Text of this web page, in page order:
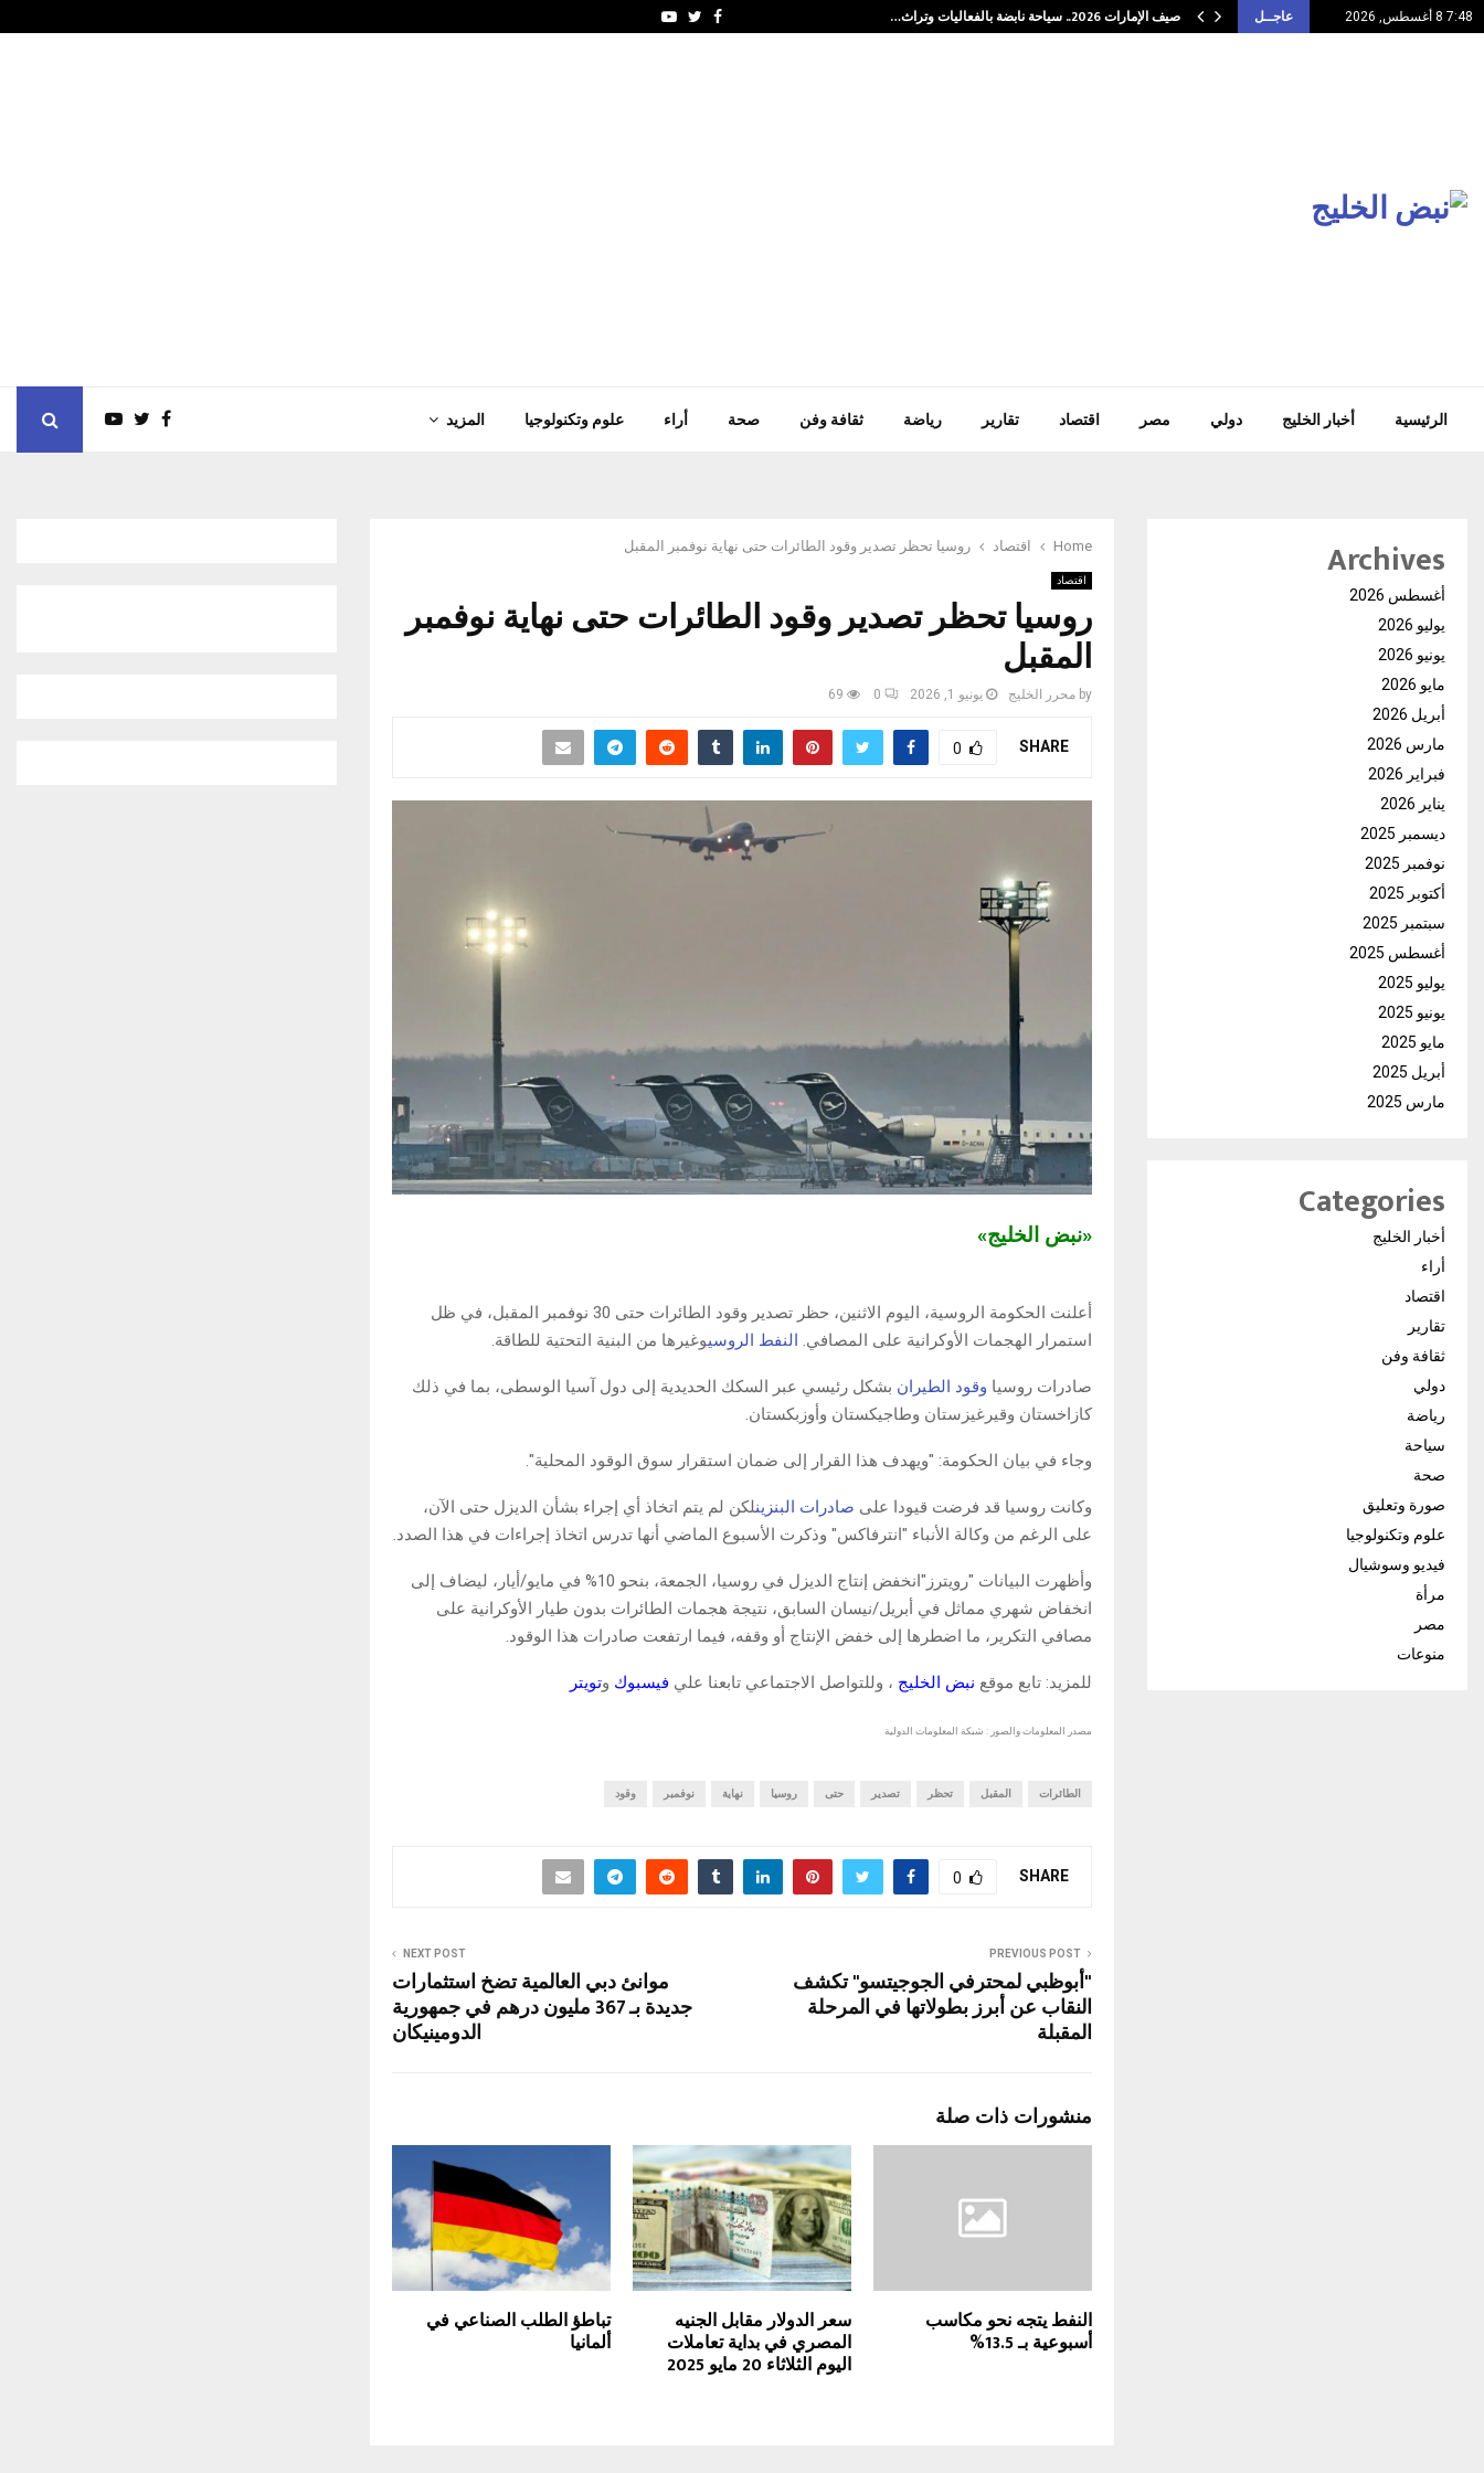
7:48 8 أغسطس, 2026 عاجــل صيف الإمارات 2026.. سياحة نابضة بالفعاليات وتراث… Facebook
Twitter
Youtube
الرئيسية أخبار الخليج دولي مصر اقتصاد تقارير رياضة ثقافة وفن صحة أراء علوم وتكنولوجيا المزيد
Home اقتصاد روسيا تحظر تصدير وقود الطائرات حتى نهاية نوفمبر المقبل
اقتصاد
روسيا تحظر تصدير وقود الطائرات حتى نهاية نوفمبر
المقبل
by محرر الخليج يونيو 1, 2026 0
69
SHARE
0
«نبض الخليج»
أعلنت الحكومة الروسية، اليوم الاثنين، حظر تصدير وقود الطائرات حتى 30 نوفمبر المقبل، في ظل
استمرار الهجمات الأوكرانية على المصافي. النفط الروسيوغيرها من البنية التحتية للطاقة.
صادرات روسيا وقود الطيران بشكل رئيسي عبر السكك الحديدية إلى دول آسيا الوسطى، بما في ذلك
كازاخستان وقيرغيزستان وطاجيكستان وأوزبكستان.
وجاء في بيان الحكومة: "ويهدف هذا القرار إلى ضمان استقرار سوق الوقود المحلية".
وكانت روسيا قد فرضت قيودا على صادرات البنزينلكن لم يتم اتخاذ أي إجراء بشأن الديزل حتى الآن،
على الرغم من وكالة الأنباء "انترفاكس" وذكرت الأسبوع الماضي أنها تدرس اتخاذ إجراءات في هذا الصدد.
وأظهرت البيانات "رويترز"انخفض إنتاج الديزل في روسيا، الجمعة، بنحو 10% في مايو/أيار، ليضاف إلى
انخفاض شهري مماثل في أبريل/نيسان السابق، نتيجة هجمات الطائرات بدون طيار الأوكرانية على
مصافي التكرير، ما اضطرها إلى خفض الإنتاج أو وقفه، فيما ارتفعت صادرات هذا الوقود.
للمزيد: تابع موقع نبض الخليج ، وللتواصل الاجتماعي تابعنا علي فيسبوك وتويتر
مصدر المعلومات والصور : شبكة المعلومات الدولية
الطائرات المقبل تحظر تصدير حتى روسيا نهاية نوفمبر وقود
SHARE
0
PREVIOUS POST
"أبوظبي لمحترفي الجوجيتسو" تكشف
النقاب عن أبرز بطولاتها في المرحلة
المقبلة
NEXT POST
موانئ دبي العالمية تضخ استثمارات
جديدة بـ 367 مليون درهم في جمهورية
الدومينيكان
منشورات ذات صلة
النفط يتجه نحو مكاسب
أسبوعية بـ 13.5%
سعر الدولار مقابل الجنيه
المصري في بداية تعاملات
اليوم الثلاثاء 20 مايو 2025
تباطؤ الطلب الصناعي في
ألمانيا
Archives
أغسطس 2026
يوليو 2026
يونيو 2026
مايو 2026
أبريل 2026
مارس 2026
فبراير 2026
يناير 2026
ديسمبر 2025
نوفمبر 2025
أكتوبر 2025
سبتمبر 2025
أغسطس 2025
يوليو 2025
يونيو 2025
مايو 2025
أبريل 2025
مارس 2025
Categories
أخبار الخليج
أراء
اقتصاد
تقارير
ثقافة وفن
دولي
رياضة
سياحة
صحة
صورة وتعليق
علوم وتكنولوجيا
فيديو وسوشيال
مرأة
مصر
منوعات